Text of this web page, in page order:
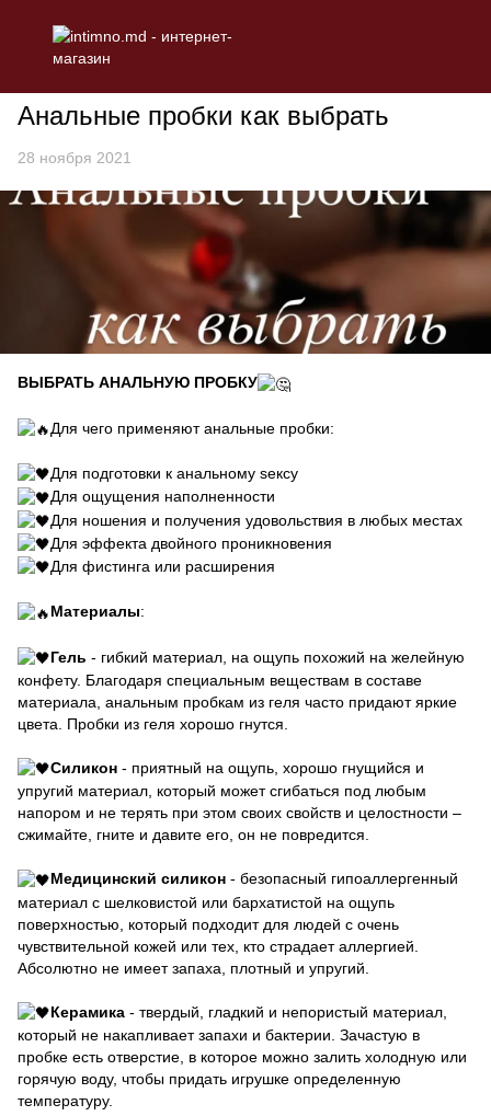
Анальные пробки как выбрать
28 ноября 2021
ВЫБРАТЬ АНАЛЬНУЮ ПРОБКУ
Для чего применяют анальные пробки:
Для подготовки к анальному seксу
Для ощущения наполненности
Для ношения и получения удовольствия в любых местах
Для эффекта двойного проникновения
Для фистинга или расширения
Материалы:
Гель - гибкий материал, на ощупь похожий на желейную
конфету. Благодаря специальным веществам в составе
материала, анальным пробкам из геля часто придают яркие
цвета. Пробки из геля хорошо гнутся.
Силикон - приятный на ощупь, хорошо гнущийся и
упругий материал, который может сгибаться под любым
напором и не терять при этом своих свойств и целостности –
сжимайте, гните и давите его, он не повредится.
Медицинский силикон - безопасный гипоаллергенный
материал с шелковистой или бархатистой на ощупь
поверхностью, который подходит для людей с очень
чувствительной кожей или тех, кто страдает аллергией.
Абсолютно не имеет запаха, плотный и упругий.
Керамика - твердый, гладкий и непористый материал,
который не накапливает запахи и бактерии. Зачастую в
пробке есть отверстие, в которое можно залить холодную или
горячую воду, чтобы придать игрушке определенную
температуру.